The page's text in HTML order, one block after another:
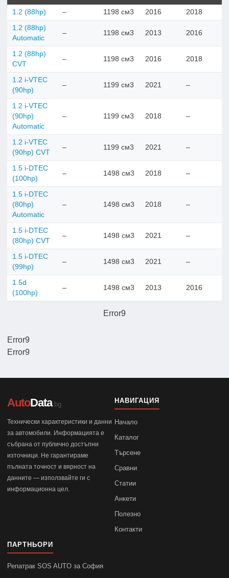
Error9
1.2 (88hp) – 1198 см3 2016 2018
1.2 (88hp)
Automatic
– 1198 см3 2013 2016
1.2 (88hp)
CVT
– 1198 см3 2016 2018
1.2 i-VTEC
(90hp)
– 1199 см3 2021 –
1.2 i-VTEC
(90hp)
Automatic
– 1199 см3 2018 –
1.2 i-VTEC
(90hp) CVT
– 1199 см3 2021 –
1.5 i-DTEC
(100hp)
– 1498 см3 2018 –
1.5 i-DTEC
(80hp)
Automatic
– 1498 см3 2018 –
1.5 i-DTEC
(80hp) CVT
– 1498 см3 2021 –
1.5 i-DTEC
(99hp)
– 1498 см3 2021 –
1.5d
(100hp)
– 1498 см3 2013 2016
Error9
Error9
AutoData.bg
Технически характеристики и данни
за автомобили. Информацията е
събрана от публично достъпни
източници. Не гарантираме
пълната точност и вярност на
данните — използвайте ги с
информационна цел.
НАВИГАЦИЯ
Начало
Каталог
Търсене
Сравни
Статии
Анкети
Полезно
Контакти
ПАРТНЬОРИ
Репатрак SOS AUTO за София